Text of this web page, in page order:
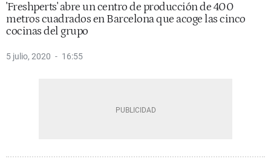
'Freshperts' abre un centro de producción de 400
metros cuadrados en Barcelona que acoge las cinco
cocinas del grupo
5 julio, 2020 16:55